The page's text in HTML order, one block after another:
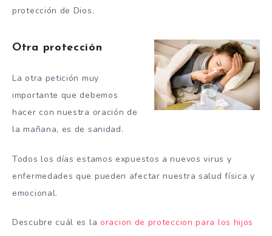
protección de Dios.
Otra protección
La otra petición muy
importante que debemos
hacer con nuestra oración de
la mañana, es de sanidad.
Todos los días estamos expuestos a nuevos virus y
enfermedades que pueden afectar nuestra salud física y
emocional.
Descubre cuál es la oracion de proteccion para los hijos